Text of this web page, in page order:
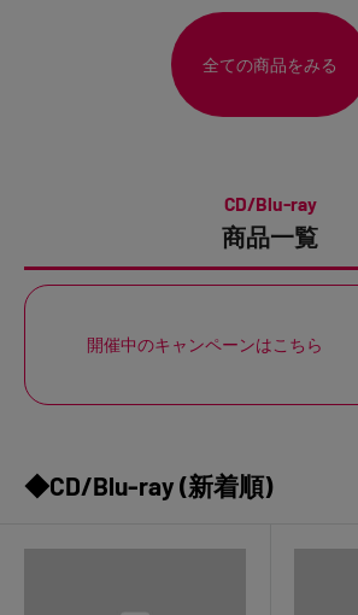
全ての商品をみる
CD/Blu-ray
商品一覧
開催中のキャンペーンはこちら
◆CD/Blu-ray (新着順)